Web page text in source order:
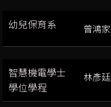
幼兒保育系 曾鴻家
智慧機電學士
學位學程
林彥廷